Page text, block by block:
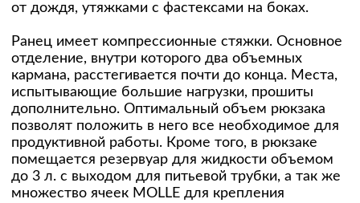
от дождя, утяжками с фастексами на боках.
Ранец имеет компрессионные стяжки. Основное
отделение, внутри которого два объемных
кармана, расстегивается почти до конца. Места,
испытывающие большие нагрузки, прошиты
дополнительно. Оптимальный объем рюкзака
позволят положить в него все необходимое для
продуктивной работы. Кроме того, в рюкзаке
помещается резервуар для жидкости объемом
до 3 л. с выходом для питьевой трубки, а так же
множество ячеек MOLLE для крепления